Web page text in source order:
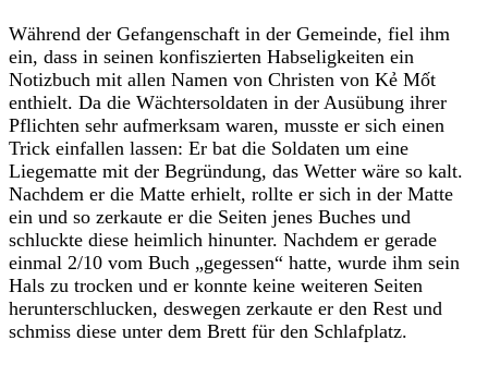
Während der Gefangenschaft in der Gemeinde, fiel ihm
ein, dass in seinen konfiszierten Habseligkeiten ein
Notizbuch mit allen Namen von Christen von Kẻ Mốt
enthielt. Da die Wächtersoldaten in der Ausübung ihrer
Pflichten sehr aufmerksam waren, musste er sich einen
Trick einfallen lassen: Er bat die Soldaten um eine
Liegematte mit der Begründung, das Wetter wäre so kalt.
Nachdem er die Matte erhielt, rollte er sich in der Matte
ein und so zerkaute er die Seiten jenes Buches und
schluckte diese heimlich hinunter. Nachdem er gerade
einmal 2/10 vom Buch „gegessen“ hatte, wurde ihm sein
Hals zu trocken und er konnte keine weiteren Seiten
herunterschlucken, deswegen zerkaute er den Rest und
schmiss diese unter dem Brett für den Schlafplatz.